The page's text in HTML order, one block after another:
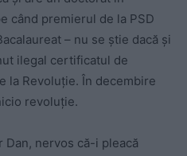
când premierul de la PSD
– nu se știe dacă și
ilegal certificatul de
la Revoluție. În decembire
revoluție.
Dan, nervos că-i pleacă